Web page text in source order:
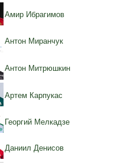
Амир Ибрагимов
Антон Миранчук
Антон Митрюшкин
Артем Карпукас
Георгий Мелкадзе
Даниил Денисов